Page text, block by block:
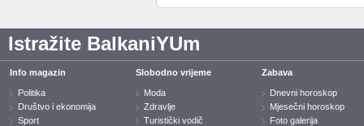
Istražite BalkaniYUm
Info magazin
Politika
Društvo i ekonomija
Sport
Slobodno vrijeme
Moda
Zdravlje
Turistički vodič
Zabava
Dnevni horoskop
Mjesečni horoskop
Foto galerija